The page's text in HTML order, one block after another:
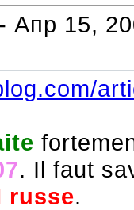
- Апр 15,
. Il faut
russe.